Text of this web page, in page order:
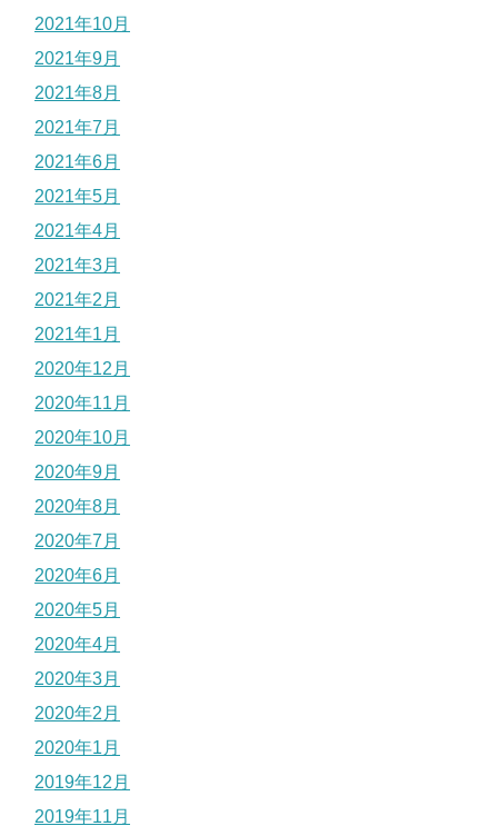
2021年10月
2021年9月
2021年8月
2021年7月
2021年6月
2021年5月
2021年4月
2021年3月
2021年2月
2021年1月
2020年12月
2020年11月
2020年10月
2020年9月
2020年8月
2020年7月
2020年6月
2020年5月
2020年4月
2020年3月
2020年2月
2020年1月
2019年12月
2019年11月